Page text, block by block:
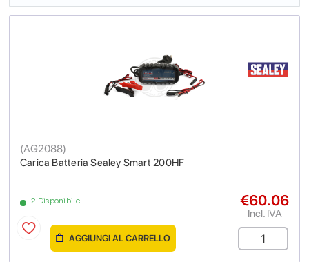
Carica Batteria Sealey Smart 200HF
(AG2088)
2 Disponibile €60.06
Incl. IVA
AGGIUNGI AL CARRELLO